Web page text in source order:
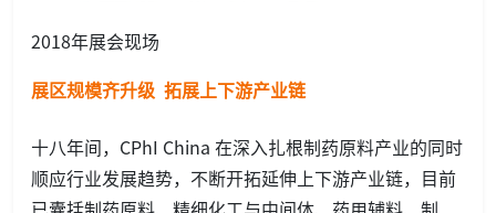
2018年展会现场
展区规模齐升级 拓展上下游产业链
十八年间，CPhI China 在深入扎根制药原料产业的同时
顺应行业发展趋势，不断开拓延伸上下游产业链，目前